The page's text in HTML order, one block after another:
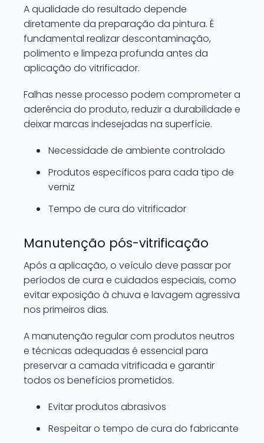
A qualidade do resultado depende
diretamente da preparação da pintura. É
fundamental realizar descontaminação,
polimento e limpeza profunda antes da
aplicação do vitrificador.
Falhas nesse processo podem comprometer a
aderência do produto, reduzir a durabilidade e
deixar marcas indesejadas na superfície.
Necessidade de ambiente controlado
Produtos específicos para cada tipo de
verniz
Tempo de cura do vitrificador
Manutenção pós-vitrificação
Após a aplicação, o veículo deve passar por
períodos de cura e cuidados especiais, como
evitar exposição à chuva e lavagem agressiva
nos primeiros dias.
A manutenção regular com produtos neutros
e técnicas adequadas é essencial para
preservar a camada vitrificada e garantir
todos os benefícios prometidos.
Evitar produtos abrasivos
Respeitar o tempo de cura do fabricante